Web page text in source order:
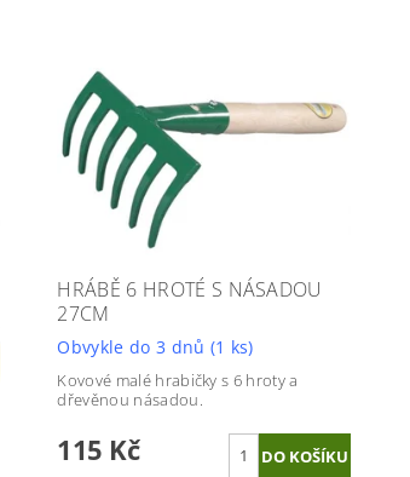
HRÁBĚ 6 HROTÉ S NÁSADOU
27CM
Obvykle do 3 dnů (1 ks)
Kovové malé hrabičky s 6 hroty a
dřevěnou násadou.
115 Kč